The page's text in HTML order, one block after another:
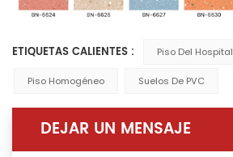
ETIQUETAS CALIENTES : Piso Del Hospital
Piso Homogéneo Suelos De PVC
DEJAR UN MENSAJE